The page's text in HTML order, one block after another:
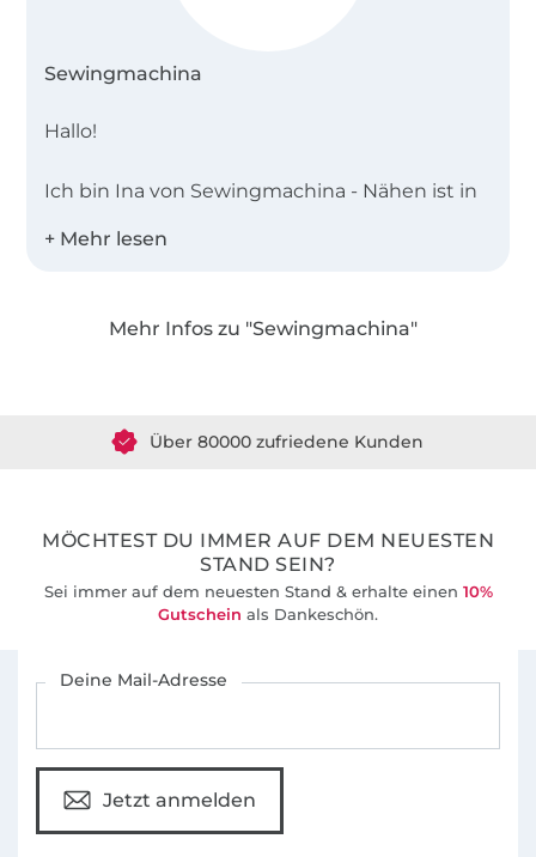
Sewingmachina
Hallo!
Ich bin Ina von Sewingmachina - Nähen ist in
schon mit 13 Jahren begonnen zu nähen. Ich
nicht (immer) gekauft. So lag es nahe, dass ich
bis heute so.
mit dir teilen zu können!
Mein Fokus liegt auf modernen und einfachen
genäht werden können und für ein schnelles
jederzeit gerne an mich.
Mehr Infos zu "Sewingmachina"
MÖCHTEST DU IMMER AUF DEM NEUESTEN
STAND SEIN?
Sei immer auf dem neuesten Stand & erhalte einen 10%
Gutschein als Dankeschön.
Deine Mail-Adresse
Jetzt anmelden